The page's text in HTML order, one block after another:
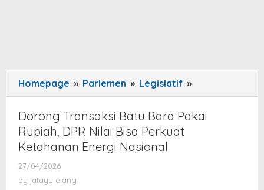
Homepage » Parlemen » Legislatif »
Transaksi
Batu
Dorong Transaksi Batu Bara Pakai
Rupiah, DPR Nilai Bisa Perkuat
Ketahanan Energi Nasional
27/04/2026
jatayu
by jatayu elang